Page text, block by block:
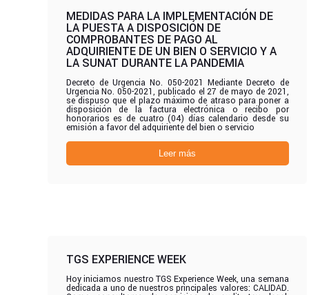
MEDIDAS PARA LA IMPLEMENTACIÓN DE
LA PUESTA A DISPOSICIÓN DE
COMPROBANTES DE PAGO AL
ADQUIRIENTE DE UN BIEN O SERVICIO Y A
LA SUNAT DURANTE LA PANDEMIA
Decreto de Urgencia No. 050-2021 Mediante Decreto de
Urgencia No. 050-2021, publicado el 27 de mayo de 2021,
se dispuso que el plazo máximo de atraso para poner a
disposición de la factura electrónica o recibo por
honorarios es de cuatro (04) días calendario desde su
emisión a favor del adquiriente del bien o servicio
Leer más
TGS EXPERIENCE WEEK
Hoy iniciamos nuestro TGS Experience Week, una semana
dedicada a uno de nuestros principales valores: CALIDAD.